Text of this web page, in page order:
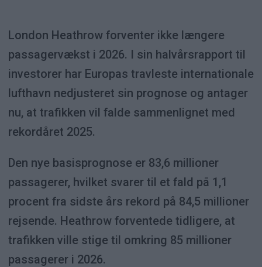
London Heathrow forventer ikke længere
passagervækst i 2026. I sin halvårsrapport til
investorer har Europas travleste internationale
lufthavn nedjusteret sin prognose og antager
nu, at trafikken vil falde sammenlignet med
rekordåret 2025.
Den nye basisprognose er 83,6 millioner
passagerer, hvilket svarer til et fald på 1,1
procent fra sidste års rekord på 84,5 millioner
rejsende. Heathrow forventede tidligere, at
trafikken ville stige til omkring 85 millioner
passagerer i 2026.